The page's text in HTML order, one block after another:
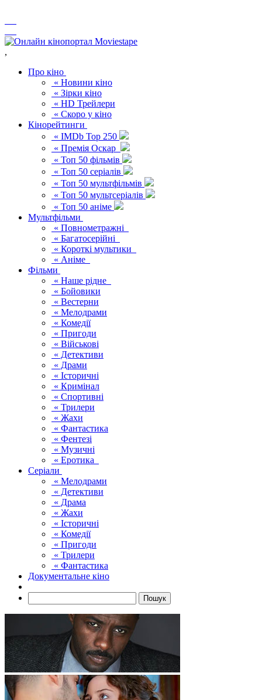
,
Про кіно
« Новини кіно
« Зірки кіно
« HD Трейлери
« Скоро у кіно
Кінорейтинги
« IMDb Top 250
« Премія Оскар
« Топ 50 фільмів
« Топ 50 серіалів
« Топ 50 мультфільмів
« Топ 50 мультсеріалів
« Топ 50 аніме
Мультфільми
« Повнометражні
« Багатосерійні
« Короткі мультики
« Аніме
Фільми
« Наше рідне
« Бойовики
« Вестерни
« Мелодрами
« Комедії
« Пригоди
« Військові
« Детективи
« Драми
« Історичні
« Кримінал
« Спортивні
« Трилери
« Жахи
« Фантастика
« Фентезі
« Музичні
« Еротика
Серіали
« Мелодрами
« Детективи
« Драма
« Жахи
« Історичні
« Комедії
« Пригоди
« Трилери
« Фантастика
Документальне кіно
Пошук